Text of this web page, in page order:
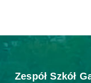
Zespół Szkół